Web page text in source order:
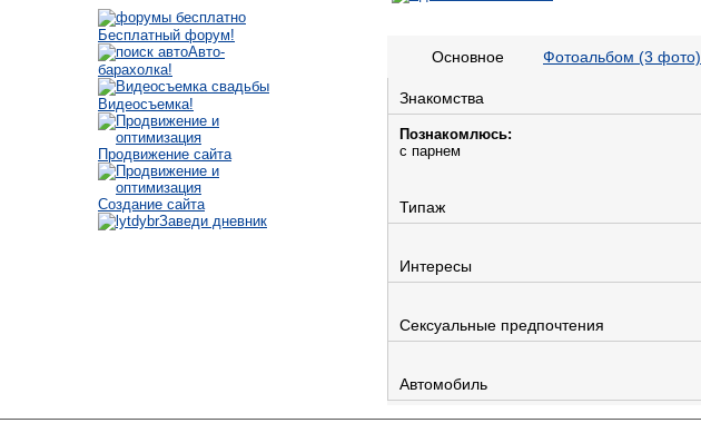
Бесплатный форум!
Авто-
барахолка!
Видеосъемка!
Продвижение сайта
Создание сайта
Заведи дневник
Основное Фотоальбом (3 фото)
Знакомства
Познакомлюсь:
с парнем
Типаж
Интересы
Сексуальные предпочтения
Автомобиль